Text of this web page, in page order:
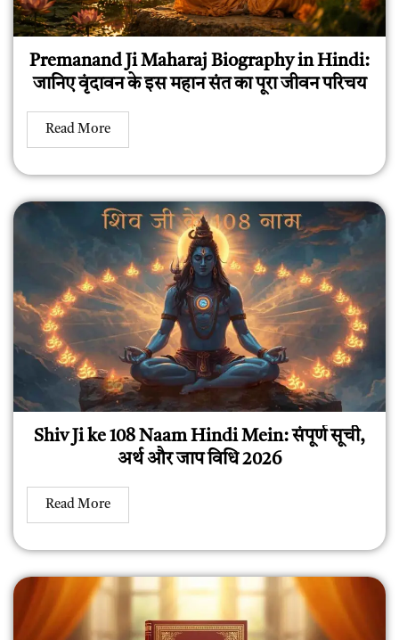
Premanand Ji Maharaj Biography in Hindi:
जानिए वृंदावन के इस महान संत का पूरा जीवन परिचय
Read More
Shiv Ji ke 108 Naam Hindi Mein: संपूर्ण सूची,
अर्थ और जाप विधि 2026
Read More